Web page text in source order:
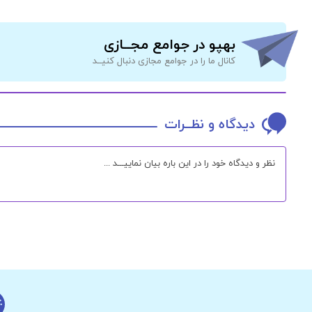
بهپو در جوامع مجــازی
کانال ما را در جوامع مجازی دنبال کنیــد
دیدگاه و نظــرات